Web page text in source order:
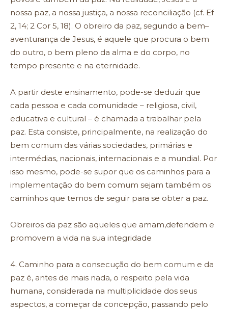
nossa paz, a nossa justiça, a nossa reconciliação (cf. Ef
2, 14; 2 Cor 5, 18). O obreiro da paz, segundo a bem–
aventurança de Jesus, é aquele que procura o bem
do outro, o bem pleno da alma e do corpo, no
tempo presente e na eternidade.
A partir deste ensinamento, pode-se deduzir que
cada pessoa e cada comunidade – religiosa, civil,
educativa e cultural – é chamada a trabalhar pela
paz. Esta consiste, principalmente, na realização do
bem comum das várias sociedades, primárias e
intermédias, nacionais, internacionais e a mundial. Por
isso mesmo, pode-se supor que os caminhos para a
implementação do bem comum sejam também os
caminhos que temos de seguir para se obter a paz.
Obreiros da paz são aqueles que amam,defendem e
promovem a vida na sua integridade
4. Caminho para a consecução do bem comum e da
paz é, antes de mais nada, o respeito pela vida
humana, considerada na multiplicidade dos seus
aspectos, a começar da concepção, passando pelo